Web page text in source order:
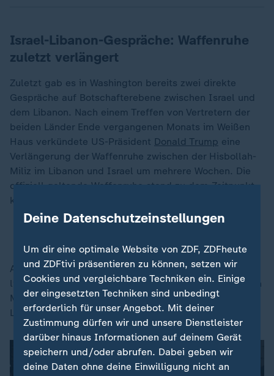
Israel-Libanon-Gespräche: Waffenruhe
zuletzt verlängert
Zuletzt gab es in Washington bereits zwei direkte
Gespräche auf Botschafterebene zwischen Israel und
dem Libanon. Nach einem Treffen von Vertretern der
beiden Länder Ende vergangenen Monats im Weißen
Haus verkündete US-Präsident Donald Trump eine
Verlängerung der Waffenruhe zwischen der Hisbollah-
Miliz im Libanon und Israel um mehrere Wochen. Die
offiziell geltende Waffenruhe stand zu dem Zeitpunkt
kurz vor dem Auslaufen.
An den bisherigen Gesprächsrunden nahmen die
libanesische Botschafterin in den USA, Nada Hamadeh
Moawad, und ihr israelischer Amtskollege Jechiel
Leiter sowie US-Außenminister Marco Rubio teil.
Deine Datenschutzeinstellungen
Um dir eine optimale Website von ZDF, ZDFheute
und ZDFtivi präsentieren zu können, setzen wir
Cookies und vergleichbare Techniken ein. Einige
der eingesetzten Techniken sind unbedingt
erforderlich für unser Angebot. Mit deiner
Zustimmung dürfen wir und unsere Dienstleister
darüber hinaus Informationen auf deinem Gerät
speichern und/oder abrufen. Dabei geben wir
deine Daten ohne deine Einwilligung nicht an